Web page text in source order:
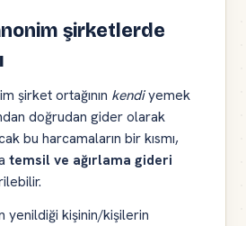
şirketlerde
şirket ortağının kendiyemek
doğrudan gider olarak
bu harcamaların bir kısmı,
temsil ve ağırlama gideri
yenildiği kişinin/kişilerin